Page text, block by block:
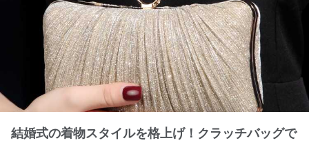
結婚式の着物スタイルを格上げ！クラッチバッグで